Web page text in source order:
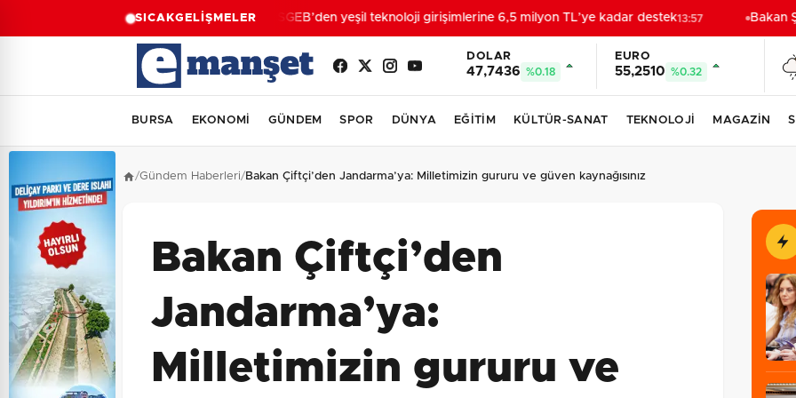
SICAKGELİŞMELERKOSGEB’den yeşil teknoloji girişimlerine 6,5 milyon TL’ye kadar destek13:57 Bakan
DOLAR
47,7436 %0.18
EURO
55,2510 %0.32
BURSA EKONOMİ GÜNDEM SPOR DÜNYA EĞİTİM KÜLTÜR-SANAT TEKNOLOJİ MAGAZİN
/Gündem Haberleri/Bakan Çiftçi’den Jandarma’ya: Milletimizin gururu ve güven kaynağısınız
Bakan Çiftçi’den
Jandarma’ya:
Milletimizin gururu ve